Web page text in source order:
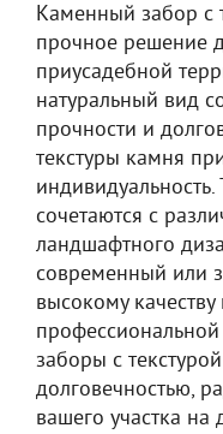
Каменный забор с
прочное решение
приусадебной
натуральный вид
прочности и
текстуры камня
сочетаются с
ландшафтного
современный или
высокому
заборы с
долговечностью,
вашего участка на